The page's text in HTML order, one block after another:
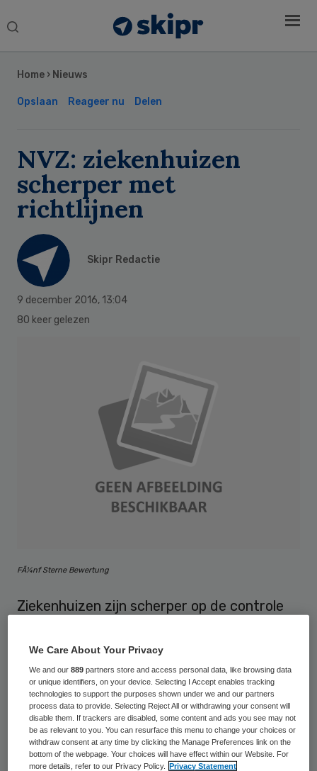
Search
Home › Nieuws
Opslaan Reageer nu Delen
NVZ: ziekenhuizen
scherper met
richtlijnen
Skipr Redactie
9 december 2016, 13:04
80 keer gelezen
FÃ¼nf Sterne Bewertung
Ziekenhuizen zijn scherper op de controle
mede op de naleving van verschillende
richtlijnen. Daarmee is de patiëntveiligheid
opnieuw verbeterd. Dat stelt de
Nederlandse Vereniging van Ziekenhuizen
(NVZ) op basis van onderzoek NIVEL en
EMGO+ Instituut.
Sidebar
We Care About Your Privacy
We and our889 partners store and access personal data, like browsing data
or unique identifiers, on your device. Selecting I Accept enables tracking
technologies to support the purposes shown under we and our partners
process data to provide. Selecting Reject All or withdrawing your consent will
disable them. If trackers are disabled, some content and ads you see may not
be as relevant to you. You can resurface this menu to change your choices or
withdraw consent at any time by clicking the Manage Preferences link on the
bottom of the webpage. Your choices will have effect within our Website. For
more details, refer to our Privacy Policy.
Privacy Statement